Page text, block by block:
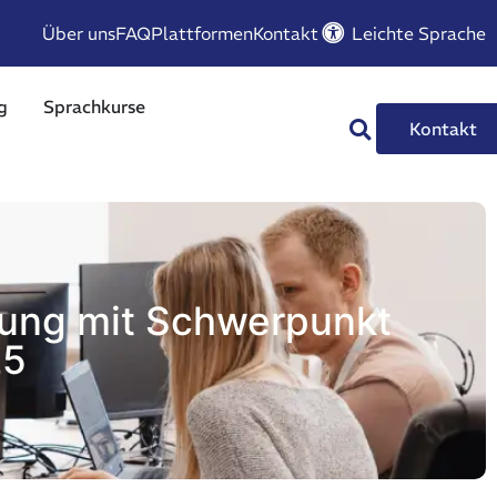
Über unsFAQPlattformenKontakt Leichte Sprache
Sprachkurse
Kontakt
mit Schwerpunkt